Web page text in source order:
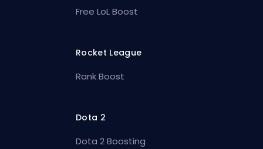
Free LoL Boost
Rocket League
Rank Boost
Dota 2
Dota 2 Boosting